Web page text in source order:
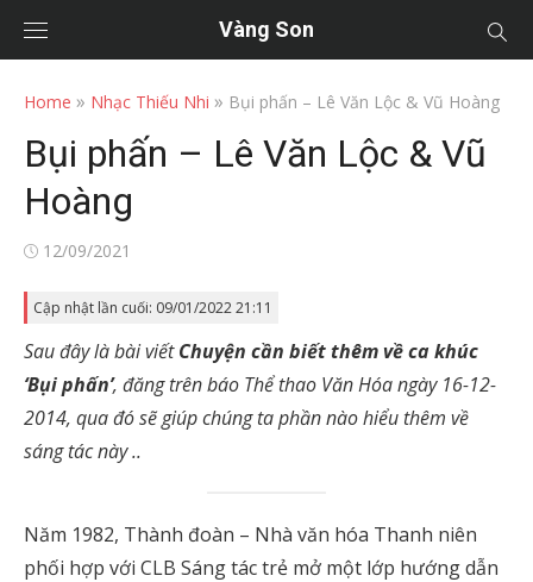
Vàng Son
Home » Nhạc Thiếu Nhi » Bụi phấn – Lê Văn Lộc & Vũ Hoàng
Bụi phấn – Lê Văn Lộc & Vũ
Hoàng
Posted
12/09/2021
Cập nhật lần cuối: 09/01/2022 21:11
Sau đây là bài viếtChuyện cần biết thêm về ca khúc
‘Bụi phấn’, đăng trên báo Thể thao Văn Hóa ngày 16-12-
2014, qua đó sẽ giúp chúng ta phần nào hiểu thêm về
sáng tác này ..
Năm 1982, Thành đoàn – Nhà văn hóa Thanh niên
phối hợp với CLB Sáng tác trẻ mở một lớp hướng dẫn